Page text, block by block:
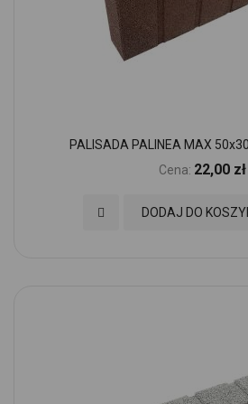
PALISADA PALINEA MAX
Cena: 22,00 zł
DODAJ DO
Dodaj do Ulubionych